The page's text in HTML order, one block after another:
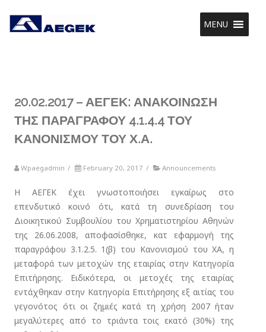
MENU
20.02.2017 – ΑΕΓΕΚ: ΑΝΑΚΟΙΝΩΣΗ
ΤΗΣ ΠΑΡΑΓΡΑΦΟΥ 4.1.4.4 ΤΟΥ
ΚΑΝΟΝΙΣΜΟΥ ΤΟΥ Χ.Α.
Wpaegadmin / February 20, 2017 / Announcements
Η ΑΕΓΕΚ έχει γνωστοποιήσει εγκαίρως στο
επενδυτικό κοινό ότι, κατά τη συνεδρίαση του
Διοικητικού Συμβουλίου του Χρηματιστηρίου Αθηνών
της 26.06.2008, αποφασίσθηκε, κατ εφαρμογή της
παραγράφου 3.1.2.5. 1(β) του Κανονισμού του ΧΑ, η
μεταφορά των μετοχών της εταιρίας στην Κατηγορία
Επιτήρησης. Ειδικότερα, οι μετοχές της εταιρίας
εντάχθηκαν στην Κατηγορία Επιτήρησης εξ αιτίας του
γεγονότος ότι οι ζημιές κατά τη χρήση 2007 ήταν
μεγαλύτερες από το τριάντα τοις εκατό (30%) της